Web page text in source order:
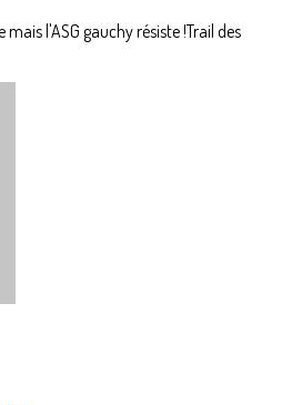
l'ASG gauchy résiste !Trail des